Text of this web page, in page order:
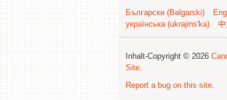
Български (Bəlgarski)
українська (ukrajins'ka)
Inhalt-Copyright © 2026
Site.
Report a bug on this site.